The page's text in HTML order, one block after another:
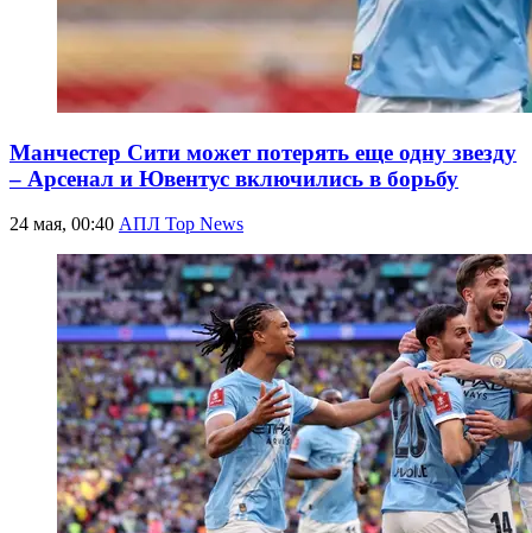
Манчестер Сити может потерять еще одну звезду
– Арсенал и Ювентус включились в борьбу
24 мая, 00:40 АПЛ Top News